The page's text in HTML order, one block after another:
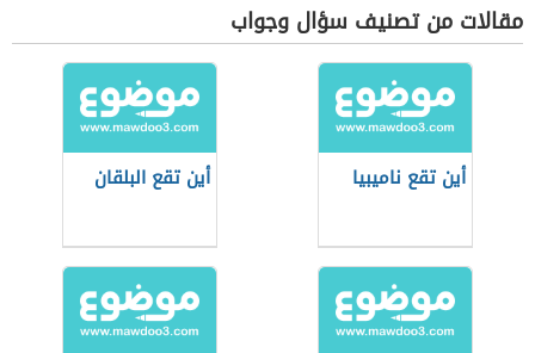
مقالات من تصنيف سؤال وجواب
أين تقع ناميبيا أين تقع البلقان